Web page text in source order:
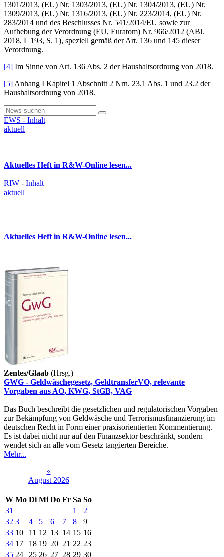
1301/2013, (EU) Nr. 1303/2013, (EU) Nr. 1304/2013, (EU) Nr.
1309/2013, (EU) Nr. 1316/2013, (EU) Nr. 223/2014, (EU) Nr.
283/2014 und des Beschlusses Nr. 541/2014/EU sowie zur
Aufhebung der Verordnung (EU, Euratom) Nr. 966/2012 (ABl.
2018, L 193, S. 1), speziell gemäß der Art. 136 und 145 dieser
Verordnung.
[4] Im Sinne von Art. 136 Abs. 2 der Haushaltsordnung von 2018.
[5] Anhang I Kapitel 1 Abschnitt 2 Nrn. 23.1 Abs. 1 und 23.2 der
Haushaltsordnung von 2018.
EWS - Inhalt
aktuell
Aktuelles Heft in R&W-Online lesen...
RIW - Inhalt
aktuell
Aktuelles Heft in R&W-Online lesen...
Zentes/Glaab (Hrsg.)
GWG - Geldwäschegesetz, GeldtransferVO, relevante
Vorgaben aus AO, KWG, StGB, VAG
Das Buch beschreibt die gesetzlichen und regulatorischen Vorgaben
zur Bekämpfung von Geldwäsche und Terrorismusfinanzierung im
deutschen Recht in Form einer praxisorientierten Kommentierung.
Es ist dabei nicht nur auf den Finanzsektor beschränkt, sondern
wendet sich an alle vom Gesetz tangierten Bereiche.
Mehr...
«
August 2026
W Mo Di Mi Do Fr Sa So
31
1
2
32 3 4 5 6 7 8
9
33 10 11 12 13 14 15 16
34 17 18 19 20 21 22 23
35 24 25 26 27 28 29 30